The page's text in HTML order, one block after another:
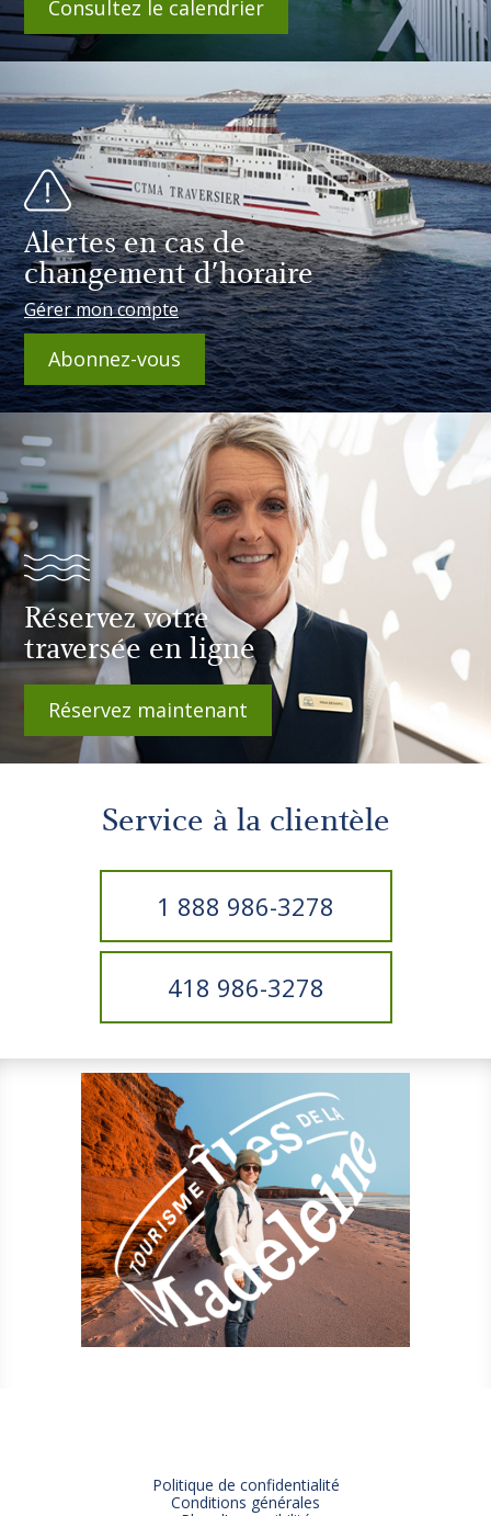
Consultez le calendrier
Alertes en cas de
changement d'horaire
Gérer mon compte
Abonnez-vous
Réservez votre
traversée en ligne
Réservez maintenant
Service à la clientèle
1 888 986-3278
418 986-3278
Politique de confidentialité
Conditions générales